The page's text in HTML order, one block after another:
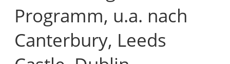
Programm, u.a. nach
Canterbury, Leeds